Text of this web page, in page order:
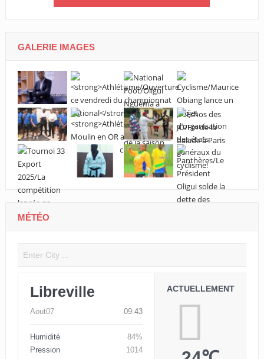
GALERIE IMAGES
MÉTÉO
Libreville
Aout07 09:43
Humidité
84%
Pression
1014
ACTUELLEMENT